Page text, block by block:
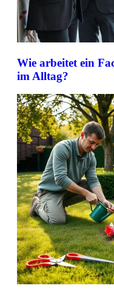
Wie arbeitet ein
im Alltag?